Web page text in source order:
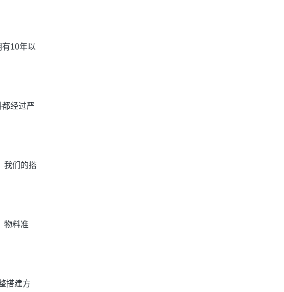
10年以
经过严
我们的搭
物料准
搭建方